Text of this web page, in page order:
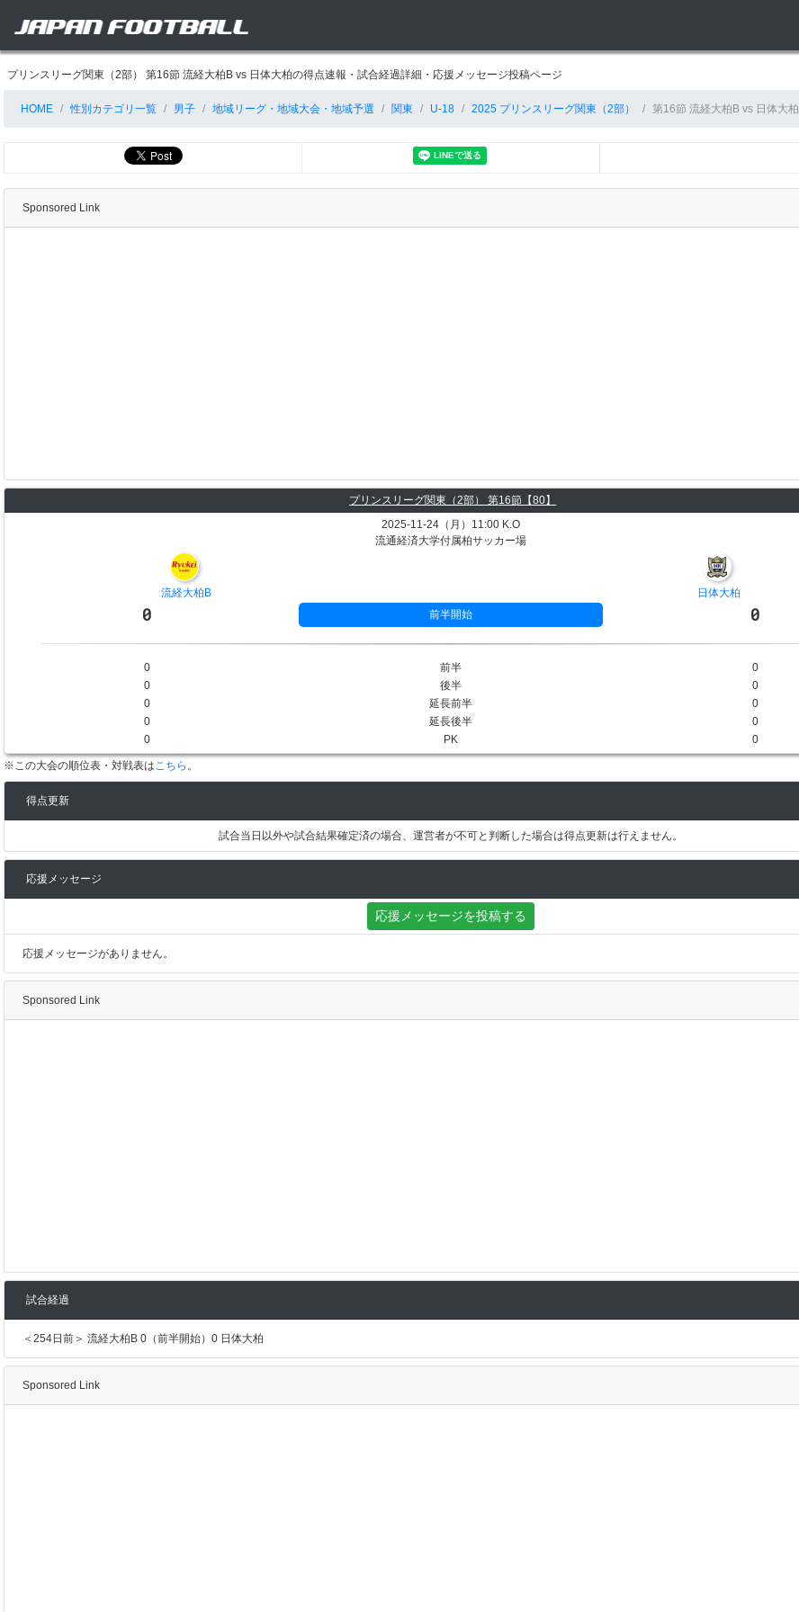
プリンスリーグ関東（2部） 第16節 流経大柏B vs 日体大柏の得点速報・試合経過詳細・応援メッセージ投稿ページ
HOME 性別カテゴリ一覧 男子 地域リーグ・地域大会・地域予選 関東 U-18 2025 プリンスリーグ関東（2部） 第16節 流経大柏B vs 日体大柏
Sponsored Link
プリンスリーグ関東（2部） 第16節【80】
2025-11-24（月）11:00 K.O
流通経済大学付属柏サッカー場
流経大柏B 日体大柏
0 前半開始 0
0 前半
0
0
後半
0
0
延長前半
0
0
延長後半
0
0
PK 0
※この大会の順位表・対戦表はこちら 。
得点更新
試合当日以外や試合結果確定済の場合、運営者が不可と判断した場合は得点更新は行えません。
応援メッセージ
応援メッセージを投稿する
応援メッセージがありません。
Sponsored Link
試合経過
＜254日前＞ 流経大柏B 0（前半開始）0 日体大柏
Sponsored Link